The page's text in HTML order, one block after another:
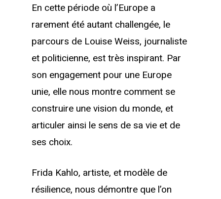
En cette période où l’Europe a
rarement été autant challengée, le
parcours de Louise Weiss, journaliste
et politicienne, est très inspirant. Par
son engagement pour une Europe
unie, elle nous montre comment se
construire une vision du monde, et
articuler ainsi le sens de sa vie et de
ses choix.
Frida Kahlo, artiste, et modèle de
résilience, nous démontre que l’on